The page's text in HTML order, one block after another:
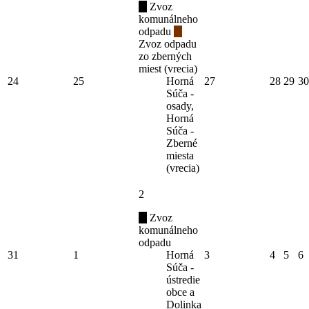
24 25
Zvoz
komunálneho
odpadu
Zvoz odpadu
zo zberných
miest (vrecia)
Horná
Súča -
osady,
Horná
Súča -
Zberné
miesta
(vrecia)
27 28 29 30
31 1
2
Zvoz
komunálneho
odpadu
Horná
Súča -
ústredie
obce a
Dolinka
3 4 5 6